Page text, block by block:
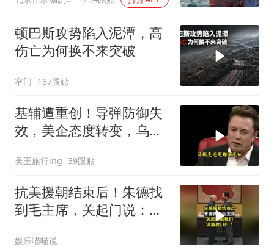
顿巴斯攻势陷入泥潭，高
伤亡为何换不来突破
窄门 187跟贴
基辅遭重创！导弹防御失
效，美企态度转变，乌处
吴王旅行ing 39跟贴
抗美援朝结束后！朱德找
到毛主席，关起门说：我
娱乐喵喵说